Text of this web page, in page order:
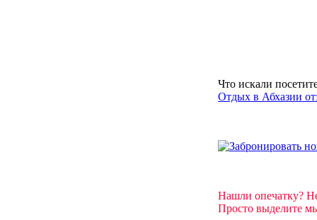
Что искали
Отдых в Абхазии
Нашли опечатку?
Просто выделите